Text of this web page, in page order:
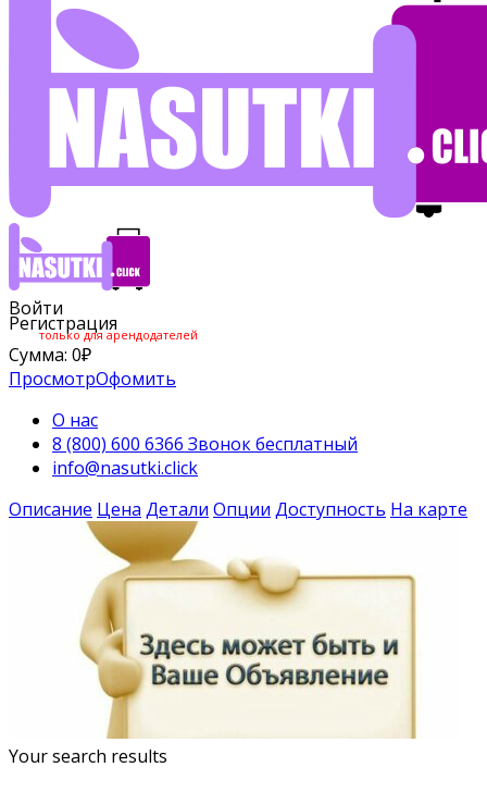
Войти
Регистрация
только для арендодателей
Сумма: 0₽
ПросмотрОфомить
О нас
8 (800) 600 6366 Звонок бесплатный
info@nasutki.click
Описание Цена Детали Опции Доступность На карте
Your search results